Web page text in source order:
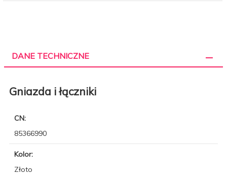
DANE TECHNICZNE
Gniazda i łączniki
CN:
85366990
Kolor:
Złoto